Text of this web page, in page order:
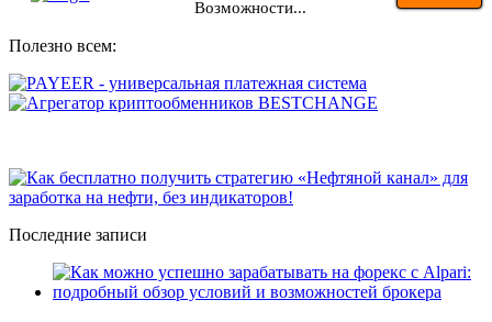
Возможности...
Полезно всем:
Последние записи